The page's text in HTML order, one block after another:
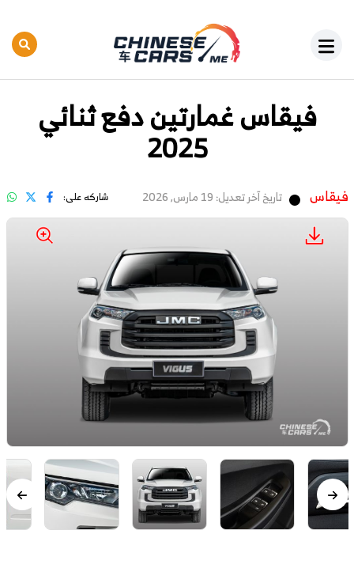
فيقاس غمارتين دفع ثنائي
2025
فيقاس تاريخ آخر تعديل: 19 مارس, 2026 شاركه على: